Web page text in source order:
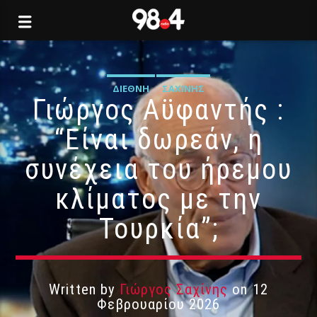
ΔΙΕΘΝΉ ΣΑΧΊΝΗΣ
Γιώργος Αϋφαντής :
“Είναι δωρεάν, η
συνέχεια του ήρεμου
κλίματος με την
Τουρκία”;
Written by Γιώργος Σαχίνηςon 12
Φεβρουαρίου 2026